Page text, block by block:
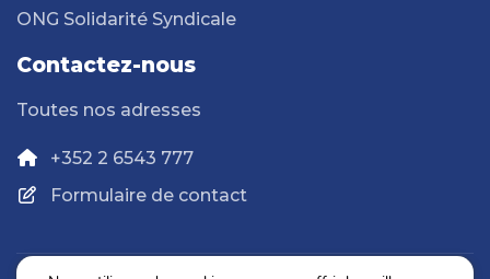
ONG Solidarité Syndicale
Contactez-nous
Toutes nos adresses
+352 2 6543 777
Formulaire de contact